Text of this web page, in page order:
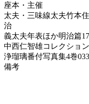
座本・主催
太夫・三味線太夫竹本
治
義太夫年表ほか明治篇
中西仁智雄コレクション
浄瑠璃番付写真集4巻
備考